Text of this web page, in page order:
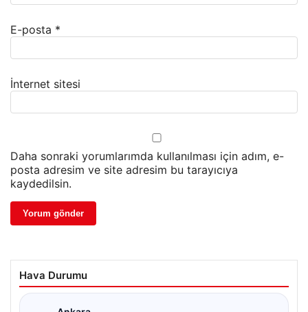
E-posta *
İnternet sitesi
Daha sonraki yorumlarımda kullanılması için adım, e-
posta adresim ve site adresim bu tarayıcıya
kaydedilsin.
Hava Durumu